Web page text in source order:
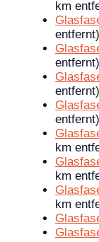
km
entfernt)
entfernt)
entfernt)
entfernt)
km
km
km